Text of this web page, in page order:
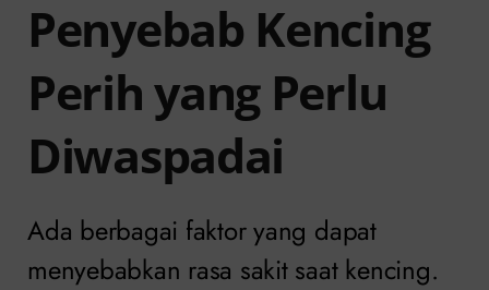
Penyebab Kencing
Perih yang Perlu
Diwaspadai
Ada berbagai faktor yang dapat
menyebabkan rasa sakit saat kencing.